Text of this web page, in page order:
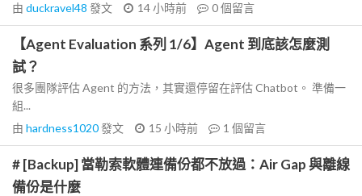
由 duckravel48 發文 14 小時前 0個留言
【Agent Evaluation 系列 1/6】Agent 到底該怎麼測
試？
很多團隊評估 Agent 的方法，其實還停留在評估 Chatbot。 準備一
組...
由 hardness1020發文 15 小時前 1 個留言
# [Backup] 當勒索軟體連備份都不放過：Air Gap 與離線
備份是什麼